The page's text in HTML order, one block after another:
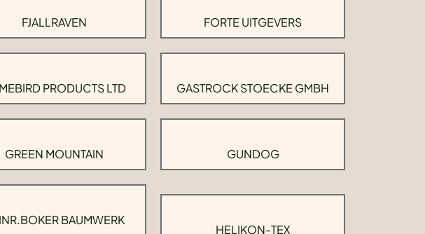
FJALLRAVEN FORTE UITGEVERS
PRODUCTS LTD GASTROCK STOECKE GMBH
GREEN MOUNTAIN GUNDOG
BAUMWERK
HELIKON-TEX